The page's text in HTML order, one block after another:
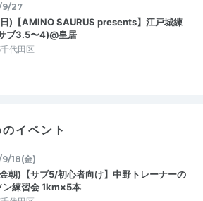
9/27
)【AMINO SAURUS presents】江戸城練
ブ3.5〜4)@皇居
代田区
イベント
18(金)
朝)【サブ5/初心者向け】中野トレーナーの
ン練習会 1km×5本